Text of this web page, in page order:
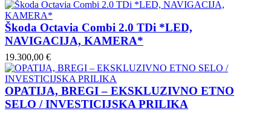
Škoda Octavia Combi 2.0 TDi *LED,
NAVIGACIJA, KAMERA*
19.300,00 €
OPATIJA, BREGI – EKSKLUZIVNO ETNO
SELO / INVESTICIJSKA PRILIKA